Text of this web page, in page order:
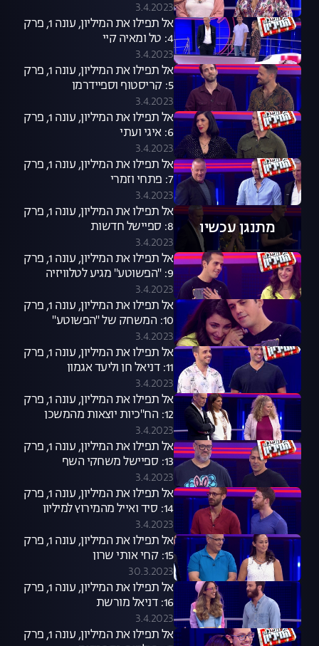
3.4.2023
אל תפילו את המיליון, עונה 1, פרק
4: טל ומאיה קיי
3.4.2023
אל תפילו את המיליון, עונה 1, פרק
5: קריסטוף וספיידרמן
3.4.2023
אל תפילו את המיליון, עונה 1, פרק
6: איגי ועתי
3.4.2023
אל תפילו את המיליון, עונה 1, פרק
7: פתחי וזמרי
3.4.2023
מתנגן עכשיו
אל תפילו את המיליון, עונה 1, פרק
8: ספיישל חדשות
3.4.2023
אל תפילו את המיליון, עונה 1, פרק
9: "הפשוטע" מגיע לטלוויזיה
3.4.2023
אל תפילו את המיליון, עונה 1, פרק
10: המשחק של "הפשוטע"
ממשיך
3.4.2023
אל תפילו את המיליון, עונה 1, פרק
11: דניאל חן וליעד אגמון
3.4.2023
אל תפילו את המיליון, עונה 1, פרק
12: הח"כיות יוצאות מהמשכן
3.4.2023
אל תפילו את המיליון, עונה 1, פרק
13: ספיישל משחקי השף
3.4.2023
אל תפילו את המיליון, עונה 1, פרק
14: סיד ואייל מהמירוץ למיליון
3.4.2023
אל תפילו את המיליון, עונה 1, פרק
15: קחי אותי שרון
30.3.2023
אל תפילו את המיליון, עונה 1, פרק
16: דניאל מורשת
3.4.2023
אל תפילו את המיליון, עונה 1, פרק